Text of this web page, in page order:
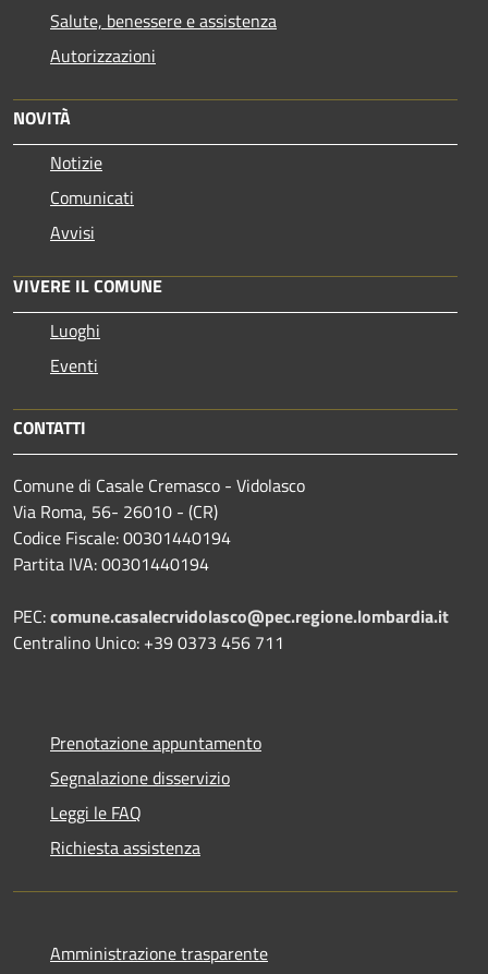
Salute, benessere e assistenza
Autorizzazioni
NOVITÀ
Notizie
Comunicati
Avvisi
VIVERE IL COMUNE
Luoghi
Eventi
CONTATTI
Comune di Casale Cremasco - Vidolasco
Via Roma, 56- 26010 - (CR)
Codice Fiscale: 00301440194
Partita IVA: 00301440194
PEC:comune.casalecrvidolasco@pec.regione.lombardia.it
Centralino Unico: +39 0373 456 711
Prenotazione appuntamento
Segnalazione disservizio
Leggi le FAQ
Richiesta assistenza
Amministrazione trasparente